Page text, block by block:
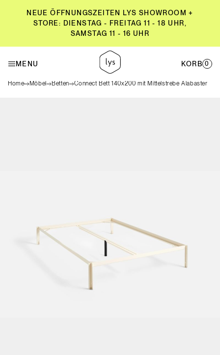
NEUE ÖFFNUNGSZEITEN LYS SHOWROOM +
STORE: DIENSTAG - FREITAG 11 - 18 UHR,
SAMSTAG 11 - 16 UHR
MENU KORB 0
STORE: DIENSTAG - FREITAG 11 - 18 UHR,
SAMSTAG 11 - 16 UHR
Home Möbel Betten Connect Bett 140x200 mit Mittelstrebe Alabaster